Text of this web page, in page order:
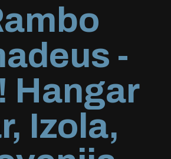
-
Hangar
Izola,